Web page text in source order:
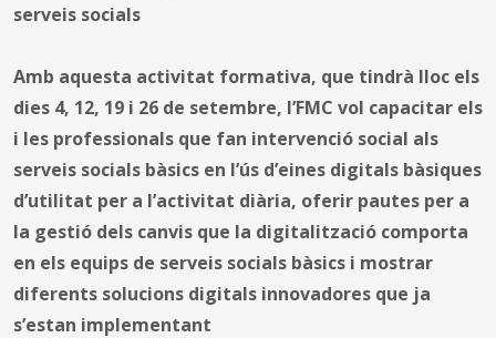
serveis socials
Amb aquesta activitat formativa, que tindrà lloc els
dies 4, 12, 19 i 26 de setembre, l’FMC vol capacitar els
i les professionals que fan intervenció social als
serveis socials bàsics en l’ús d’eines digitals bàsiques
d’utilitat per a l’activitat diària, oferir pautes per a
la gestió dels canvis que la digitalització comporta
en els equips de serveis socials bàsics i mostrar
diferents solucions digitals innovadores que ja
s’estan implementant